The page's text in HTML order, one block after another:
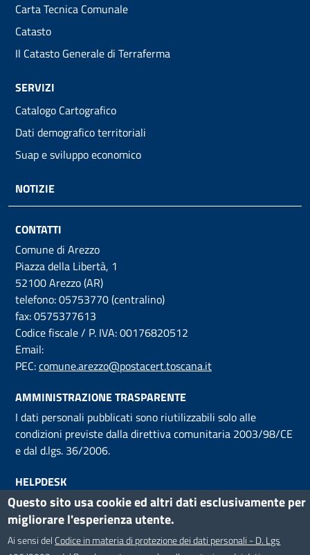
Carta Tecnica Comunale
Catasto
Il Catasto Generale di Terraferma
SERVIZI
Catalogo Cartografico
Dati demografico territoriali
Suap e sviluppo economico
NOTIZIE
CONTATTI
Comune di Arezzo
Piazza della Libertà, 1
52100 Arezzo (AR)
telefono: 05753770 (centralino)
fax: 0575377613
Codice fiscale / P. IVA: 00176820512
Email:
PEC:comune.arezzo@postacert.toscana.it
AMMINISTRAZIONE TRASPARENTE
I dati personali pubblicati sono riutilizzabili solo alle
condizioni previste dalla direttiva comunitaria 2003/98/CE
e dal d.lgs. 36/2006.
HELPDESK
Segnalazioni di malfunzionamenti del SIT possono essere
inviativia email al servizio Helpdesk
Venerdì, dalle ore 9 alle ore 18.
Questo sito usa cookie ed altri dati esclusivamente per
migliorare l'esperienza utente.
Ai sensi del Codice in materia di protezione dei dati personali - D. Lgs